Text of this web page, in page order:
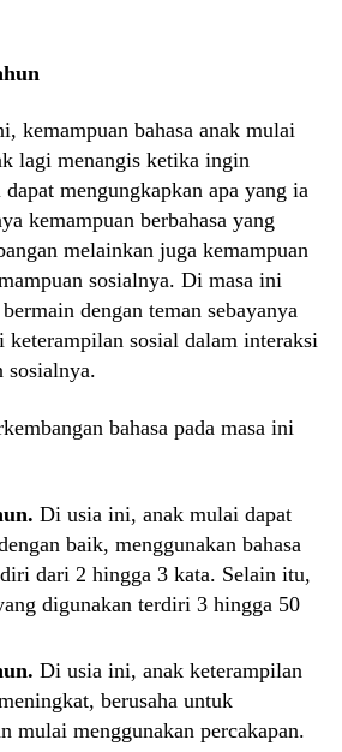
kemampuan bahasa anak mulai
lagi menangis ketika ingin
mengungkapkan apa yang ia
kemampuan berbahasa yang
melainkan juga kemampuan
sosialnya. Di masa ini
dengan teman sebayanya
keterampilan sosial dalam interaksi
sosialnya.
bahasa pada masa ini
Di usia ini, anak mulai dapat
baik, menggunakan bahasa
dari 2 hingga 3 kata. Selain itu,
digunakan terdiri 3 hingga 50
Di usia ini, anak keterampilan
berusaha untuk
mulai menggunakan percakapan.